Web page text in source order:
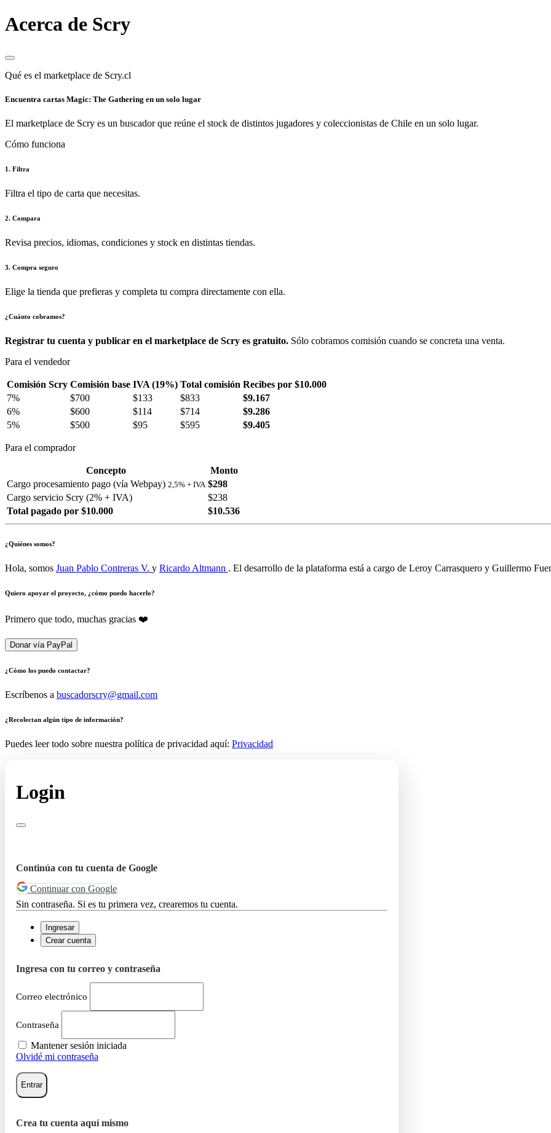
Acerca de Scry
Qué es el marketplace de Scry.cl
Encuentra cartas Magic: The Gathering en un solo lugar
El marketplace de Scry es un buscador que reúne el stock de distintos jugadores y coleccionistas de Chile en un solo lugar.
Cómo funciona
1. Filtra
Filtra el tipo de carta que necesitas.
2. Compara
Revisa precios, idiomas, condiciones y stock en distintas tiendas.
3. Compra seguro
Elige la tienda que prefieras y completa tu compra directamente con ella.
¿Cuánto cobramos?
Registrar tu cuenta y publicar en el marketplace de Scry es gratuito. Sólo cobramos comisión cuando se concreta una venta.
Para el vendedor
Comisión Scry Comisión base IVA (19%) Total comisión Recibes por $10.000
7%
$700 $133 $833
$9.167
6%
$600 $114 $714
$9.286
5%
$500 $95 $595 $9.405
Para el comprador
Concepto
Monto
Cargo procesamiento pago (vía Webpay) 2,5% + IVA $298
Cargo servicio Scry (2% + IVA)
$238
Total pagado por $10.000
$10.536
¿Quiénes somos?
Hola, somos Juan Pablo Contreras V. y Ricardo Altmann . El desarrollo de la plataforma está a cargo de Leroy Carrasquero y Guillermo
Quiero apoyar el proyecto, ¿cómo puedo hacerlo?
Primero que todo, muchas gracias ❤️
Donar vía PayPal
¿Cómo los puedo contactar?
Escríbenos a buscadorscry@gmail.com
¿Recolectan algún tipo de información?
Puedes leer todo sobre nuestra política de privacidad aquí: Privacidad
Login
Continúa con tu cuenta de Google
Continuar con Google
Sin contraseña. Si es tu primera vez, crearemos tu cuenta.
Ingresar
Crear cuenta
Ingresa con tu correo y contraseña
Correo electrónico
Contraseña
Mantener sesión iniciada
Olvidé mi contraseña
Entrar
Crea tu cuenta aquí mismo